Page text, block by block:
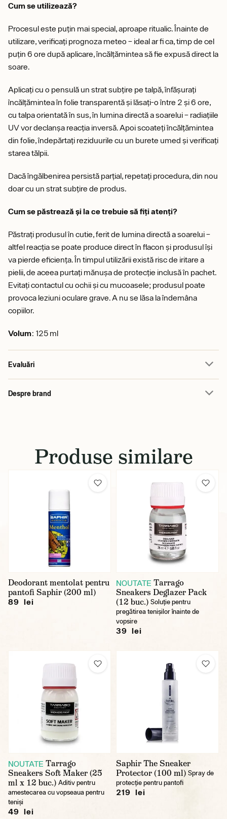
Cum se utilizează?
Procesul este puțin mai special, aproape ritualic. Înainte de
utilizare, verificați prognoza meteo – ideal ar fi ca, timp de cel
puțin 6 ore după aplicare, încălțămintea să fie expusă direct la
soare.
Aplicați cu o pensulă un strat subțire pe talpă, înfășurați
încălțămintea în folie transparentă și lăsați-o între 2 și 6 ore,
cu talpa orientată în sus, în lumina directă a soarelui – radiațiile
UV vor declanșa reacția inversă. Apoi scoateți încălțămintea
din folie, îndepărtați reziduurile cu un burete umed și verificați
starea tălpii.
Dacă îngălbenirea persistă parțial, repetați procedura, din nou
doar cu un strat subțire de produs.
Cum se păstrează și la ce trebuie să fiți atenți?
Păstrați produsul în cutie, ferit de lumina directă a soarelui –
altfel reacția se poate produce direct în flacon și produsul își
va pierde eficiența. În timpul utilizării există risc de iritare a
pielii, de aceea purtați mănușa de protecție inclusă în pachet.
Evitați contactul cu ochii și cu mucoasele; produsul poate
provoca leziuni oculare grave. A nu se lăsa la îndemâna
copiilor.
Volum: 125 ml
Evaluări
Despre brand
Produse similare
Deodorant mentolat pentru
pantofi Saphir (200 ml)
89 lei
NOUTATE Tarrago
Sneakers Deglazer Pack
(12 buc.) Soluție pentru
pregătirea tenișilor înainte de
vopsire
39 lei
NOUTATE Tarrago
Sneakers Soft Maker (25
ml x 12 buc.) Aditiv pentru
amestecarea cu vopseaua pentru
teniși
49 lei
Saphir The Sneaker
Protector (100 ml) Spray de
protecție pentru pantofi
219 lei